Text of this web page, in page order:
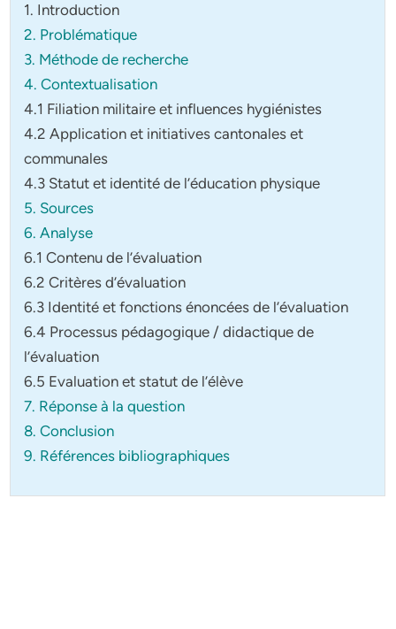
1. Introduction
2. Problématique
3. Méthode de recherche
4. Contextualisation
4.1 Filiation militaire et influences hygiénistes
4.2 Application et initiatives cantonales et
communales
4.3 Statut et identité de l’éducation physique
5. Sources
6. Analyse
6.1 Contenu de l’évaluation
6.2 Critères d’évaluation
6.3 Identité et fonctions énoncées de l’évaluation
6.4 Processus pédagogique / didactique de
l’évaluation
6.5 Evaluation et statut de l’élève
7. Réponse à la question
8. Conclusion
9. Références bibliographiques